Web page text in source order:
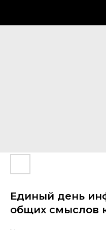
Единый день
общих смыслов